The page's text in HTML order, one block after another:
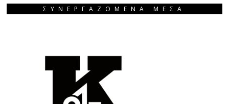
ΣΥΝΕΡΓΑΖΟΜΕΝΑ ΜΕΣΑ